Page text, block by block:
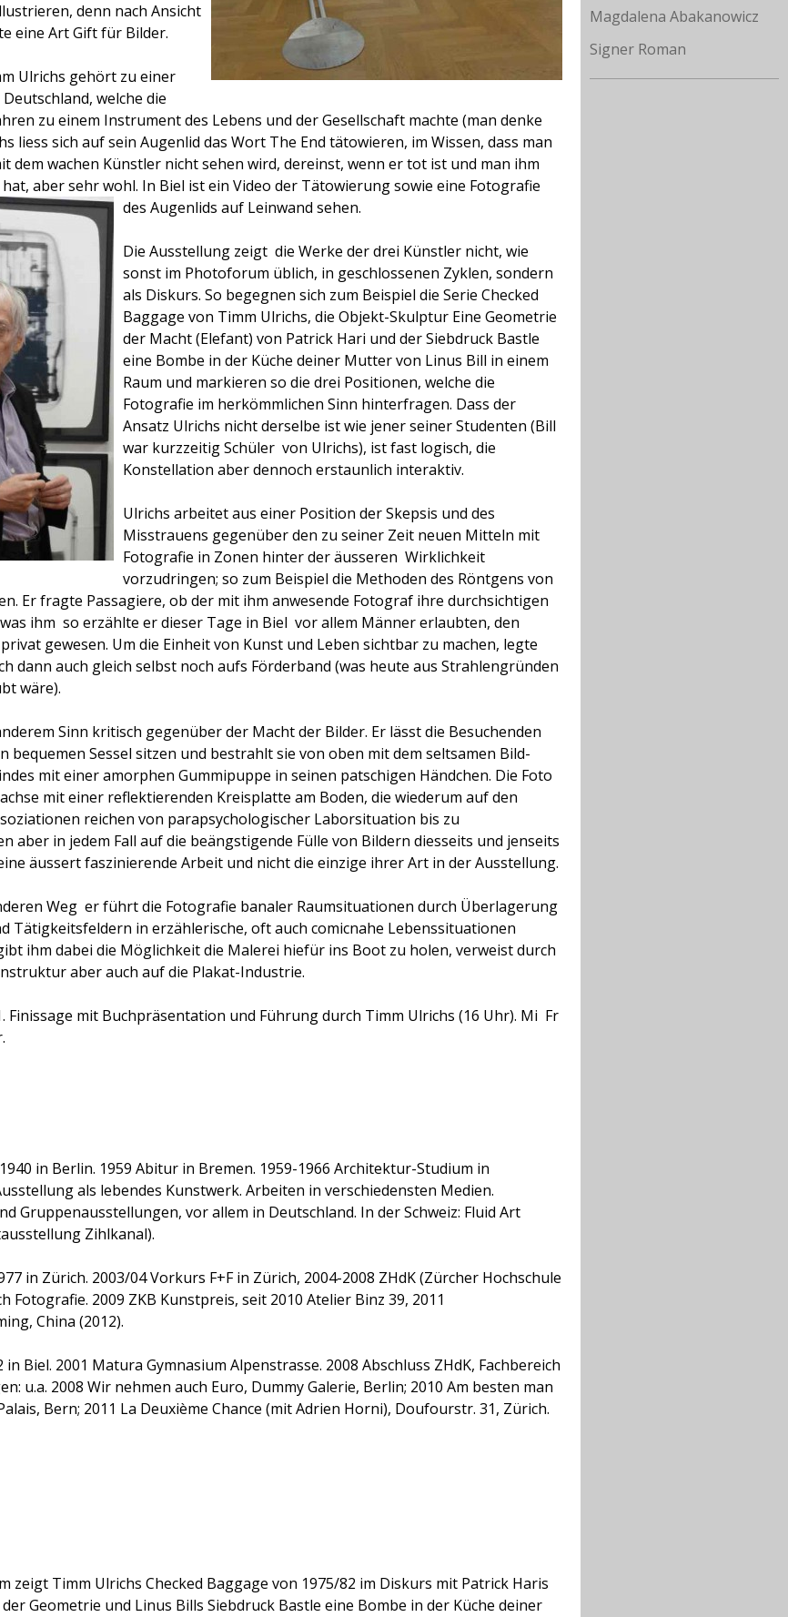
denn nach Ansicht
Art Gift für Bilder.
Ulrichs gehört zu einer
welche die
zu einem Instrument des Lebens und der Gesellschaft machte (man denke
liess sich auf sein Augenlid das Wort The End tätowieren, im Wissen, dass man
dem wachen Künstler nicht sehen wird, dereinst, wenn er tot ist und man ihm
aber sehr wohl. In Biel ist ein Video der Tätowierung sowie eine Fotografie
des Augenlids auf Leinwand sehen.
Die Ausstellung zeigt die Werke der drei Künstler nicht, wie
sonst im Photoforum üblich, in geschlossenen Zyklen, sondern
als Diskurs. So begegnen sich zum Beispiel die Serie Checked
Baggage von Timm Ulrichs, die Objekt-Skulptur Eine Geometrie
der Macht (Elefant) von Patrick Hari und der Siebdruck Bastle
eine Bombe in der Küche deiner Mutter von Linus Bill in einem
Raum und markieren so die drei Positionen, welche die
Fotografie im herkömmlichen Sinn hinterfragen. Dass der
Ansatz Ulrichs nicht derselbe ist wie jener seiner Studenten (Bill
war kurzzeitig Schüler von Ulrichs), ist fast logisch, die
Konstellation aber dennoch erstaunlich interaktiv.
Ulrichs arbeitet aus einer Position der Skepsis und des
Misstrauens gegenüber den zu seiner Zeit neuen Mitteln mit
Fotografie in Zonen hinter der äusseren Wirklichkeit
vorzudringen; so zum Beispiel die Methoden des Röntgens von
Er fragte Passagiere, ob der mit ihm anwesende Fotograf ihre durchsichtigen
ihm  so erzählte er dieser Tage in Biel  vor allem Männer erlaubten, den
gewesen. Um die Einheit von Kunst und Leben sichtbar zu machen, legte
dann auch gleich selbst noch aufs Förderband (was heute aus Strahlengründen
wäre).
Sinn kritisch gegenüber der Macht der Bilder. Er lässt die Besuchenden
Sessel sitzen und bestrahlt sie von oben mit dem seltsamen Bild-
mit einer amorphen Gummipuppe in seinen patschigen Händchen. Die Foto
mit einer reflektierenden Kreisplatte am Boden, die wiederum auf den
reichen von parapsychologischer Laborsituation bis zu
aber in jedem Fall auf die beängstigende Fülle von Bildern diesseits und jenseits
äussert faszinierende Arbeit und nicht die einzige ihrer Art in der Ausstellung.
Weg  er führt die Fotografie banaler Raumsituationen durch Überlagerung
Tätigkeitsfeldern in erzählerische, oft auch comicnahe Lebenssituationen
ihm dabei die Möglichkeit die Malerei hiefür ins Boot zu holen, verweist durch
aber auch auf die Plakat-Industrie.
Finissage mit Buchpräsentation und Führung durch Timm Ulrichs (16 Uhr). Mi  Fr
in Berlin. 1959 Abitur in Bremen. 1959-1966 Architektur-Studium in
als lebendes Kunstwerk. Arbeiten in verschiedensten Medien.
Gruppenausstellungen, vor allem in Deutschland. In der Schweiz: Fluid Art
Zihlkanal).
in Zürich. 2003/04 Vorkurs F+F in Zürich, 2004-2008 ZHdK (Zürcher Hochschule
Fotografie. 2009 ZKB Kunstpreis, seit 2010 Atelier Binz 39, 2011
China (2012).
in Biel. 2001 Matura Gymnasium Alpenstrasse. 2008 Abschluss ZHdK, Fachbereich
u.a. 2008 Wir nehmen auch Euro, Dummy Galerie, Berlin; 2010 Am besten man
Bern; 2011 La Deuxième Chance (mit Adrien Horni), Doufourstr. 31, Zürich.
zeigt Timm Ulrichs Checked Baggage von 1975/82 im Diskurs mit Patrick Haris
Geometrie und Linus Bills Siebdruck Bastle eine Bombe in der Küche deiner
Magdalena Abakanowicz
Signer Roman